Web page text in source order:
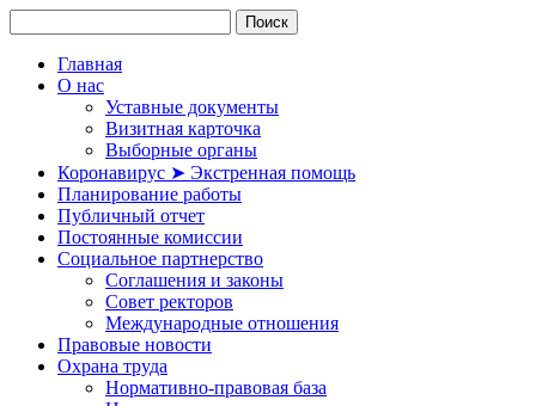
Главная
О нас
Уставные документы
Визитная карточка
Выборные органы
Коронавирус ➤ Экстренная помощь
Планирование работы
Публичный отчет
Постоянные комиссии
Социальное партнерство
Соглашения и законы
Совет ректоров
Международные отношения
Правовые новости
Охрана труда
Нормативно-правовая база